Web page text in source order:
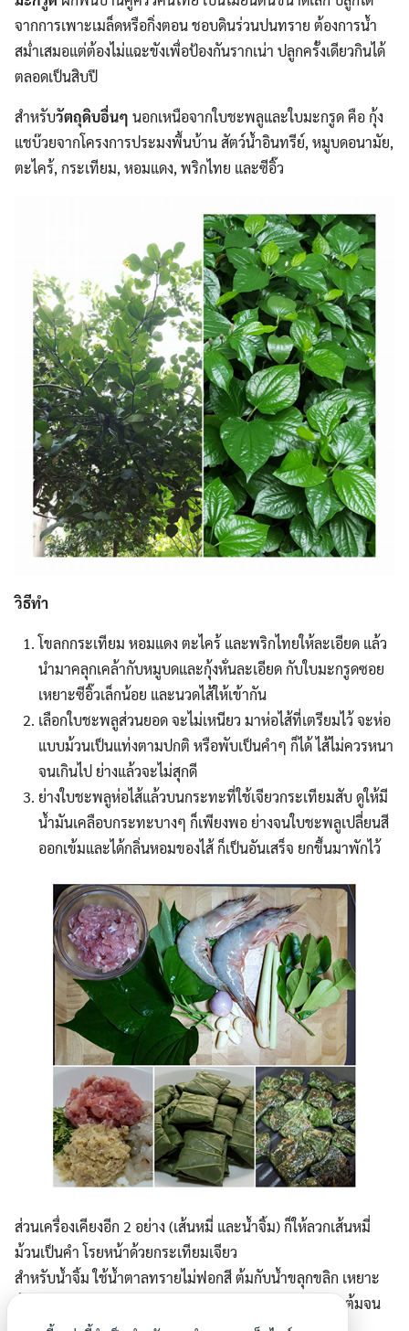
Search
for:
Search
จากการเพาะเมล็ดหรือกิ่งตอน ชอบดินร่วนปนทราย ต้องการน้ำ
สม่ำเสมอแต่ต้องไม่แฉะขังเพื่อป้องกันรากเน่า ปลูกครั้งเดียวกินได้
ตลอดเป็นสิบปี
สำหรับวัตถุดิบอื่นๆ นอกเหนือจากใบชะพลูและใบมะกรูด คือ กุ้ง
แชบ๊วยจากโครงการประมงพื้นบ้าน สัตว์น้ำอินทรีย์, หมูบดอนามัย,
ตะไคร้, กระเทียม, หอมแดง, พริกไทย และซีอิ๊ว
วิธีทำ
โขลกกระเทียม หอมแดง ตะไคร้ และพริกไทยให้ละเอียด แล้ว
นำมาคลุกเคล้ากับหมูบดและกุ้งหั่นละเอียด กับใบมะกรูดซอย
เหยาะซีอิ๊วเล็กน้อย และนวดไส้ให้เข้ากัน
เลือกใบชะพลูส่วนยอด จะไม่เหนียว มาห่อไส้ที่เตรียมไว้ จะห่อ
แบบม้วนเป็นแท่งตามปกติ หรือพับเป็นคำๆ ก็ได้ ไส้ไม่ควรหนา
จนเกินไป ย่างแล้วจะไม่สุกดี
ย่างใบชะพลูห่อไส้แล้วบนกระทะที่ใช้เจียวกระเทียมสับ ดูให้มี
น้ำมันเคลือบกระทะบางๆ ก็เพียงพอ ย่างจนใบชะพลูเปลี่ยนสี
ออกเข้มและได้กลิ่นหอมของไส้ ก็เป็นอันเสร็จ ยกขึ้นมาพักไว้
ส่วนเครื่องเคียงอีก 2 อย่าง (เส้นหมี่ และน้ำจิ้ม) ก็ให้ลวกเส้นหมี่
ม้วนเป็นคำ โรยหน้าด้วยกระเทียมเจียว
สำหรับน้ำจิ้ม ใช้น้ำตาลทรายไม่ฟอกสี ต้มกับน้ำขลุกขลิก เหยาะ
น้ำส้มสายชูแท้ ดอกเกลือเล็กน้อย และพริกแดงโขลกลงไป ต้มจน